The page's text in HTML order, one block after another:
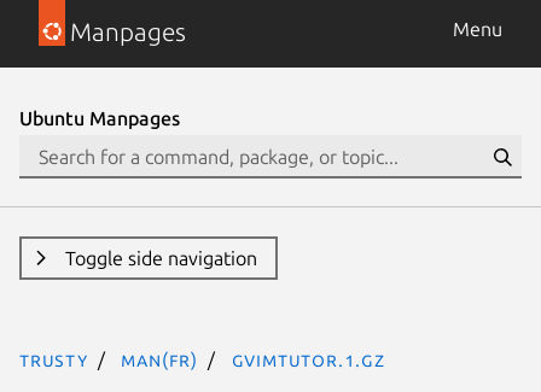
Manpages Menu
Ubuntu Manpages
Toggle side navigation
trusty man(fr) gvimtutor.1.gz